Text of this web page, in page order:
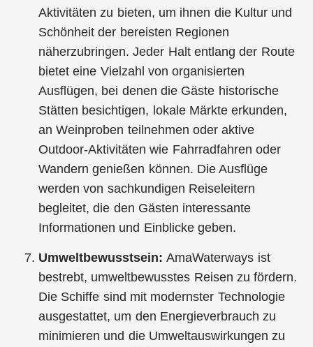
Aktivitäten zu bieten, um ihnen die Kultur und
Schönheit der bereisten Regionen
näherzubringen. Jeder Halt entlang der Route
bietet eine Vielzahl von organisierten
Ausflügen, bei denen die Gäste historische
Stätten besichtigen, lokale Märkte erkunden,
an Weinproben teilnehmen oder aktive
Outdoor-Aktivitäten wie Fahrradfahren oder
Wandern genießen können. Die Ausflüge
werden von sachkundigen Reiseleitern
begleitet, die den Gästen interessante
Informationen und Einblicke geben.
Umweltbewusstsein:AmaWaterways ist
bestrebt, umweltbewusstes Reisen zu fördern.
Die Schiffe sind mit modernster Technologie
ausgestattet, um den Energieverbrauch zu
minimieren und die Umweltauswirkungen zu